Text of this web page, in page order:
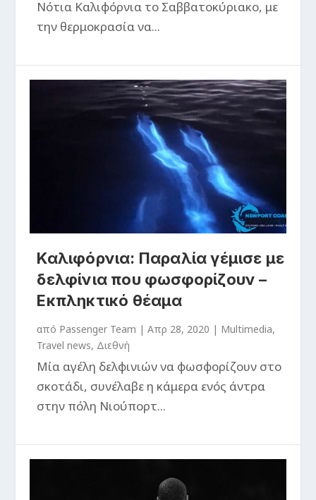
Νότια Καλιφόρνια το Σαββατοκύριακο, με
την θερμοκρασία να...
Καλιφόρνια: Παραλία γέμισε με
δελφίνια που φωσφορίζουν –
Εκπληκτικό θέαμα
από Passenger Team |Απρ 28, 2020 | Multimedia,
Travel news, Διεθνή
Μία αγέλη δελφινιών να φωσφορίζουν στο
σκοτάδι, συνέλαβε η κάμερα ενός άντρα
στην πόλη Νιούπορτ...